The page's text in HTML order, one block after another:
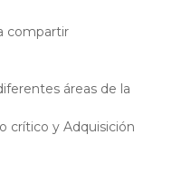
compartir
áreas de la
crítico y Adquisición